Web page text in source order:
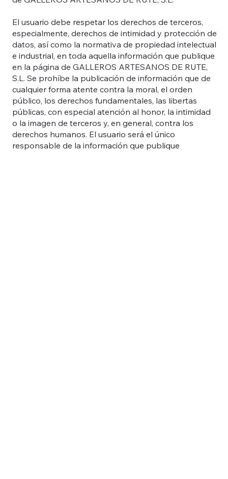
El usuario debe respetar los derechos de terceros,
especialmente, derechos de intimidad y protección de
datos, así como la normativa de propiedad intelectual
e industrial, en toda aquella información que publique
en la página de GALLEROS ARTESANOS DE RUTE,
S.L. Se prohíbe la publicación de información que de
cualquier forma atente contra la moral, el orden
público, los derechos fundamentales, las libertas
públicas, con especial atención al honor, la intimidad
o la imagen de terceros y, en general, contra los
derechos humanos. El usuario será el único
responsable de la información que publique